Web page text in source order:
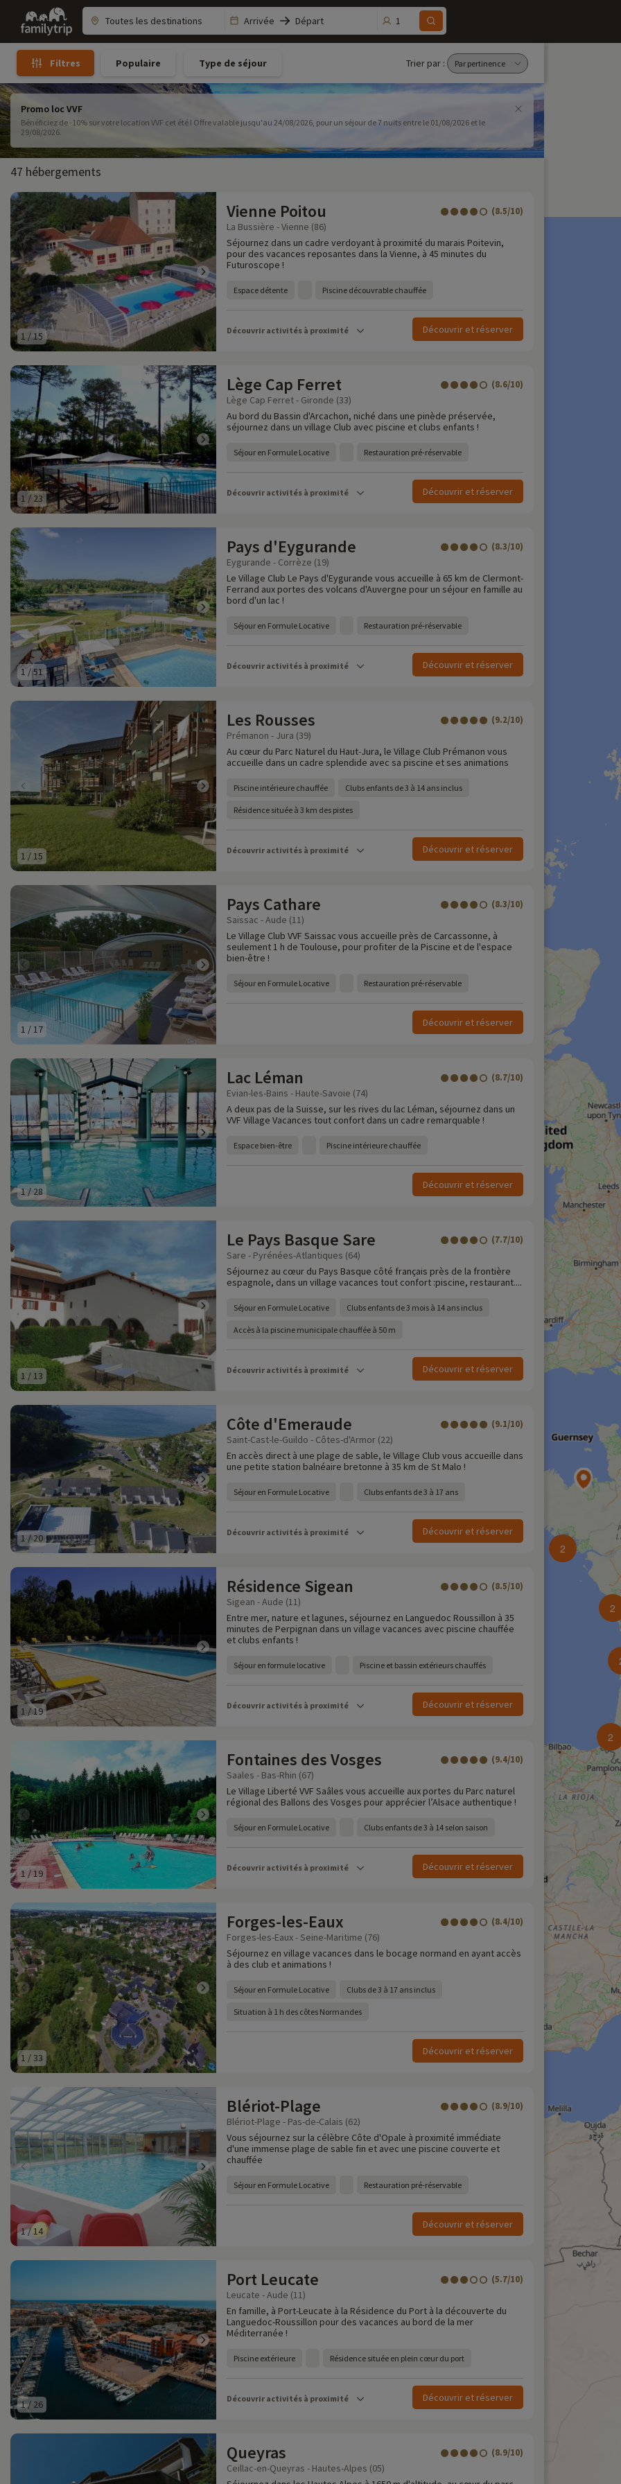
Family
trip
Arrivée Départ 1
Filtres Populaire Type de séjour Trier par :
Promo loc VVF
Bénéficiez de -10% sur votre location VVF cet été ! Offre valable jusqu'au 24/08/2026, pour un séjour de 7 nuits entre le 01/08/2026 et le
29/08/2026.
47 hébergements
1 /15
Vienne Poitou (8.5/10)
La Bussière - Vienne (86)
Séjournez dans un cadre verdoyant à proximité du marais Poitevin,
pour des vacances reposantes dans la Vienne, à 45 minutes du
Futuroscope !
Espace détente Piscine découvrable chauffée
Découvrir activités à proximité Découvrir et réserver
1 / 23
Lège Cap Ferret (8.6/10)
Lège Cap Ferret - Gironde (33)
Au bord du Bassin d'Arcachon, niché dans une pinède préservée,
séjournez dans un village Club avec piscine et clubs enfants !
Séjour en Formule Locative Restauration pré-réservable
Découvrir activités à proximité Découvrir et réserver
1/51
Pays d'Eygurande (8.3/10)
Eygurande - Corrèze (19)
Le Village Club Le Pays d'Eygurande vous accueille à 65 km de Clermont-
Ferrand aux portes des volcans d'Auvergne pour un séjour en famille au
bord d'un lac !
Séjour en Formule Locative Restauration pré-réservable
Découvrir activités à proximité Découvrir et réserver
1 / 15
Les Rousses (9.2/10)
Prémanon - Jura (39)
Au cœur du Parc Naturel du Haut-Jura, le Village Club Prémanon vous
accueille dans un cadre splendide avec sa piscine et ses animations
Piscine intérieure chauffée Clubs enfants de 3 à 14 ans inclus
Résidence située à 3 km des pistes
Découvrir activités à proximité Découvrir et réserver
1 / 17
Pays Cathare (8.3/10)
Saissac - Aude (11)
Le Village Club VVF Saissac vous accueille près de Carcassonne, à
seulement 1 h de Toulouse, pour profiter de la Piscine et de l'espace
bien-être !
Séjour en Formule Locative Restauration pré-réservable
Découvrir et réserver
1/28
Lac Léman (8.7/10)
Evian-les-Bains - Haute-Savoie (74)
A deux pas de la Suisse, sur les rives du lac Léman, séjournez dans un
VVF Village Vacances tout confort dans un cadre remarquable !
Espace bien-être Piscine intérieure chauffée
Découvrir et réserver
1 / 13
Le Pays Basque Sare (7.7/10)
Sare - Pyrénées-Atlantiques (64)
Séjournez au cœur du Pays Basque côté français près de la frontière
espagnole, dans un village vacances tout confort :piscine, restaurant....
Séjour en Formule Locative Clubs enfants de 3 mois à 14 ans inclus
Accès à la piscine municipale chauffée à 50 m
Découvrir activités à proximité Découvrir et réserver
1/20
Côte d'Emeraude (9.1/10)
Saint-Cast-le-Guildo - Côtes-d'Armor (22)
En accès direct à une plage de sable, le Village Club vous accueille dans
une petite station balnéaire bretonne à 35 km de St Malo !
Séjour en Formule Locative Clubs enfants de 3 à 17 ans
Découvrir activités à proximité Découvrir et réserver
1 /19
Résidence Sigean (8.5/10)
Sigean - Aude (11)
Entre mer, nature et lagunes, séjournez en Languedoc Roussillon à 35
minutes de Perpignan dans un village vacances avec piscine chauffée
et clubs enfants !
Séjour en formule locative Piscine et bassin extérieurs chauffés
Découvrir activités à proximité Découvrir et réserver
1 /19
Fontaines des Vosges (9.4/10)
Saales - Bas-Rhin (67)
Le Village Liberté VVF Saâles vous accueille aux portes du Parc naturel
régional des Ballons des Vosges pour apprécier l’Alsace authentique !
Séjour en Formule Locative Clubs enfants de 3 à 14 selon saison
Découvrir activités à proximité Découvrir et réserver
1 /33
Forges-les-Eaux (8.4/10)
Forges-les-Eaux - Seine-Maritime (76)
Séjournez en village vacances dans le bocage normand en ayant accès
à des club et animations !
Séjour en Formule Locative Clubs de 3 à 17 ans inclus
Situation à 1 h des côtes Normandes
Découvrir et réserver
1/14
Blériot-Plage (8.9/10)
Blériot-Plage - Pas-de-Calais (62)
Vous séjournez sur la célèbre Côte d'Opale à proximité immédiate
d'une immense plage de sable fin et avec une piscine couverte et
chauffée
Séjour en Formule Locative Restauration pré-réservable
Découvrir et réserver
1/ 26
Port Leucate (5.7/10)
Leucate - Aude (11)
En famille, à Port-Leucate à la Résidence du Port à la découverte du
Languedoc-Roussillon pour des vacances au bord de la mer
Méditerranée !
Piscine extérieure Résidence située en plein cœur du port
Découvrir activités à proximité Découvrir et réserver
Queyras (8.9/10)
Ceillac-en-Queyras - Hautes-Alpes (05)
2
2
2